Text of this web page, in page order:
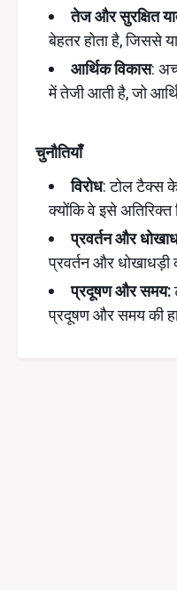
तेज और सुरक्षित
बेहतर होता है, जिससे
आर्थिक विकास:
में तेजी आती है, जो
चुनौतियाँ
विरोध: टोल टैक्स के
क्योंकि वे इसे अतिरिक्त
प्रवर्तन और
प्रवर्तन और धोखाधड़ी
प्रदूषण और समय:
प्रदूषण और समय की